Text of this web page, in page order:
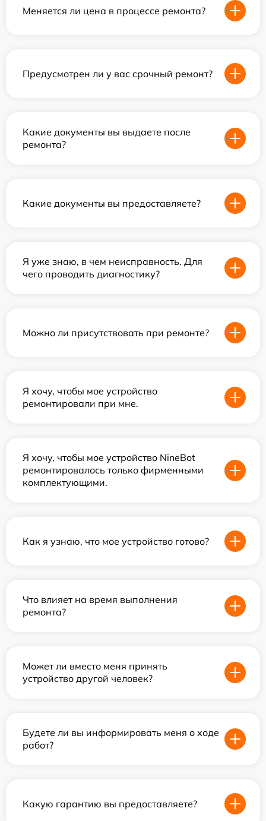
Меняется ли цена в процессе ремонта?
Предусмотрен ли у вас срочный ремонт?
Какие документы вы выдаете после
ремонта?
Какие документы вы предоставляете?
Я уже знаю, в чем неисправность. Для
чего проводить диагностику?
Можно ли присутствовать при ремонте?
Я хочу, чтобы мое устройство
ремонтировали при мне.
Я хочу, чтобы мое устройство NineBot
ремонтировалось только фирменными
комплектующими.
Как я узнаю, что мое устройство готово?
Что влияет на время выполнения
ремонта?
Может ли вместо меня принять
устройство другой человек?
Будете ли вы информировать меня о ходе
работ?
Какую гарантию вы предоставляете?